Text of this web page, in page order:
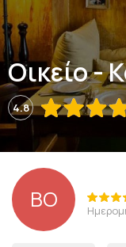
Οικείο -
4.8
BO